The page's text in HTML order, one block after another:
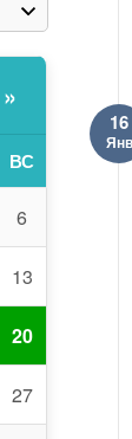
16
Янв
»
ВС
6
13
20
27